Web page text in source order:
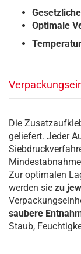
Optimale
Die
geliefert. Jeder
Zur optimalen
werden sie zu
saubere
Staub,